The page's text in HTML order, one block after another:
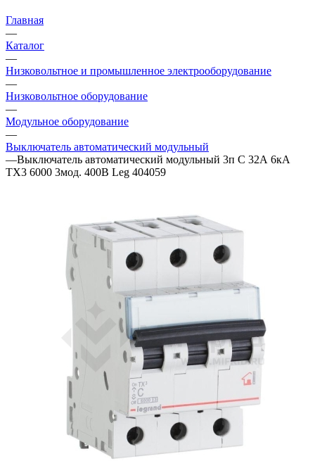
Главная
—
Каталог
—
Низковольтное и промышленное электрооборудование
—
Низковольтное оборудование
—
Модульное оборудование
—
Выключатель автоматический модульный
—Выключатель автоматический модульный 3п C 32А 6кА
TX3 6000 3мод. 400В Leg 404059